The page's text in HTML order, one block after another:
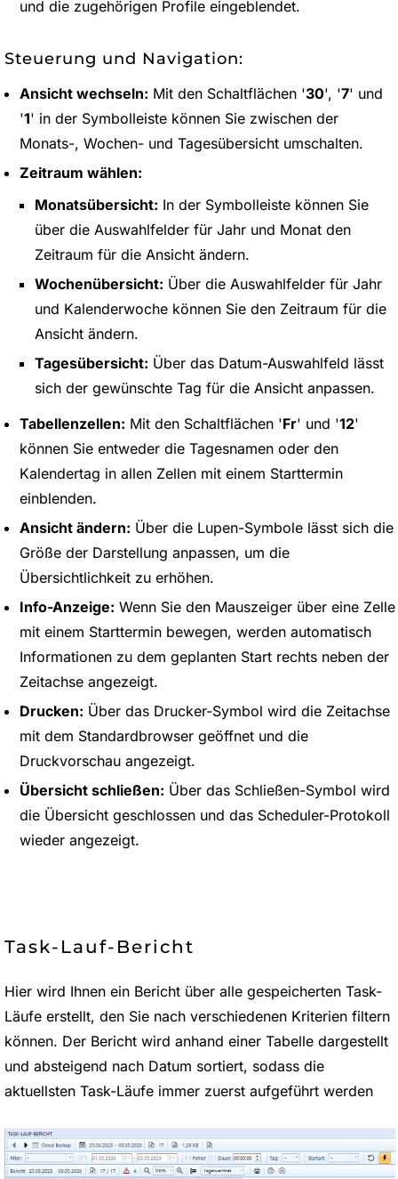
und die zugehörigen Profile eingeblendet.
Steuerung und Navigation:
Ansicht wechseln: Mit den Schaltflächen '30', '7' und
'1' in der Symbolleiste können Sie zwischen der
Monats-, Wochen- und Tagesübersicht umschalten.
Zeitraum wählen:
Monatsübersicht: In der Symbolleiste können Sie
über die Auswahlfelder für Jahr und Monat den
Zeitraum für die Ansicht ändern.
Wochenübersicht: Über die Auswahlfelder für Jahr
und Kalenderwoche können Sie den Zeitraum für die
Ansicht ändern.
Tagesübersicht: Über das Datum-Auswahlfeld lässt
sich der gewünschte Tag für die Ansicht anpassen.
Tabellenzellen: Mit den Schaltflächen 'Fr' und '12'
können Sie entweder die Tagesnamen oder den
Kalendertag in allen Zellen mit einem Starttermin
einblenden.
Ansicht ändern: Über die Lupen-Symbole lässt sich die
Größe der Darstellung anpassen, um die
Übersichtlichkeit zu erhöhen.
Info-Anzeige: Wenn Sie den Mauszeiger über eine Zelle
mit einem Starttermin bewegen, werden automatisch
Informationen zu dem geplanten Start rechts neben der
Zeitachse angezeigt.
Drucken: Über das Drucker-Symbol wird die Zeitachse
mit dem Standardbrowser geöffnet und die
Druckvorschau angezeigt.
Übersicht schließen: Über das Schließen-Symbol wird
die Übersicht geschlossen und das Scheduler-Protokoll
wieder angezeigt.
Task-Lauf-Bericht
Hier wird Ihnen ein Bericht über alle gespeicherten Task-
Läufe erstellt, den Sie nach verschiedenen Kriterien filtern
können. Der Bericht wird anhand einer Tabelle dargestellt
und absteigend nach Datum sortiert, sodass die
aktuellsten Task-Läufe immer zuerst aufgeführt werden